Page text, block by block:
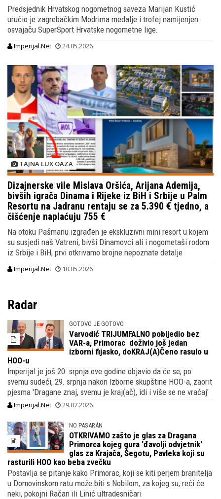
Predsjednik Hrvatskog nogometnog saveza Marijan Kustić
uručio je zagrebačkim Modrima medalje i trofej namijenjen
osvajaču SuperSport Hrvatske nogometne lige.
Imperijal.Net 24.05.2026
TAJNA LUX OAZA
Dizajnerske vile Mislava Oršića, Arijana Ademija,
bivših igrača Dinama i Rijeke iz BiH i Srbije u Palm
Resortu na Jadranu rentaju se za 5.390 € tjedno, a
čišćenje naplaćuju 755 €
Na otoku Pašmanu izgrađen je ekskluzivni mini resort u kojem
su susjedi naš Vatreni, bivši Dinamovci ali i nogometaši rodom
iz Srbije i BiH, prvi otkrivamo brojne nepoznate detalje
Imperijal.Net 10.05.2026
Radar
GOTOVO JE GOTOVO
Varvodić TRIJUMFALNO pobijedio bez
VAR-a, Primorac doživio još jedan
izborni fijasko, doKRAJ(A)Čeno rasulo u
HOO-u
Imperijal je još 20. srpnja ove godine objavio da će se, po
svemu sudeći, 29. srpnja nakon Izborne skupštine HOO-a, zaorit
pjesma 'Dragane znaj, svemu je kraj(ač), idi i više se ne vraćaj'
Imperijal.Net 29.07.2026
NO PASARÁN
OTKRIVAMO zašto je glas za Dragana
Primorca kojeg gura 'đavolji odvjetnik'
glas za Krajača, Šegotu, Pavleka koji su
rasturili HOO kao beba zvečku
Postavlja se pitanje kako Primorac, koji se kiti perjem branitelja
u Domovinskom ratu može biti s Nobilom, za kojeg su, reći će
neki, pokojni Račan ili Linić ultradesničari